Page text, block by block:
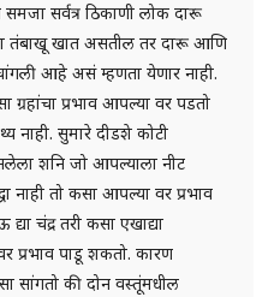
सर्वत्र ठिकाणी लोक दारू
तंबाखू खात असतील तर दारू आणि
आहे असं म्हणता येणार नाही.
ग्रहांचा प्रभाव आपल्या वर पडतो
नाही. सुमारे दीडशे कोटी
शनि जो आपल्याला नीट
नाही तो कसा आपल्या वर प्रभाव
चंद्र तरी कसा एखाद्या
प्रभाव पाडू शकतो. कारण
सांगतो की दोन वस्तूंमधील